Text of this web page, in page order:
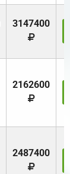
3147400
2162600
2487400